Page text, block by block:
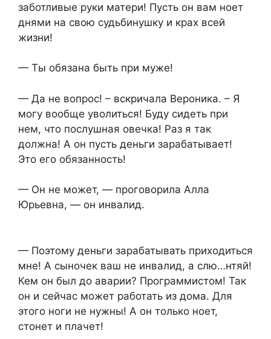
заботливые руки матери! Пусть он вам ноет
днями на свою судьбинушку и крах всей
жизни!
— Ты обязана быть при муже!
— Да не вопрос! – вскричала Вероника. – Я
могу вообще уволиться! Буду сидеть при
нем, что послушная овечка! Раз я так
должна! А он пусть деньги зарабатывает!
Это его обязанность!
— Он не может, — проговорила Алла
Юрьевна, — он инвалид.
— Поэтому деньги зарабатывать приходиться
мне! А сыночек ваш не инвалид, а слю…нтяй!
Кем он был до аварии? Программистом! Так
он и сейчас может работать из дома. Для
этого ноги не нужны! А он только ноет,
стонет и плачет!